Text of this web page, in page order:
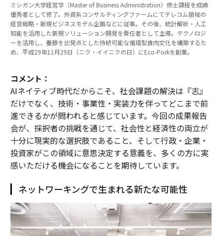
ミシガン大学経営学（Master of Business Administration）修士課程を成績
優秀者として修了。外資系コンサルティングファームにてテレコム領域の
経営戦略・新規ビジネスモデル企画などに従事。その後、統計解析・人工
知能を活用した新規ソリューション開発を責任者として主導。テクノロジ
ーを活用し、養豚を出発点とした持続可能な循環型食肉文化を構築するた
め、平成29年11月29日（ニク・イイニクの日）にEco-Porkを創業。
コメント：
AIネイティブ時代だからこそ、社会課題の解決は『志』
だけでなく、技術・事業性・実装力を伴ってどこまで前
進できるかが問われると感じています。今回の成果報告
会が、採択者の挑戦を通じて、社会性と経済性の両立が
十分に現実的な選択肢であること、そして行政・企業・
投資家がこの領域に意思決定する意義を、多くの方に実
感いただける機会になることを期待しています。
ネットワーキングで生まれる新たな可能性